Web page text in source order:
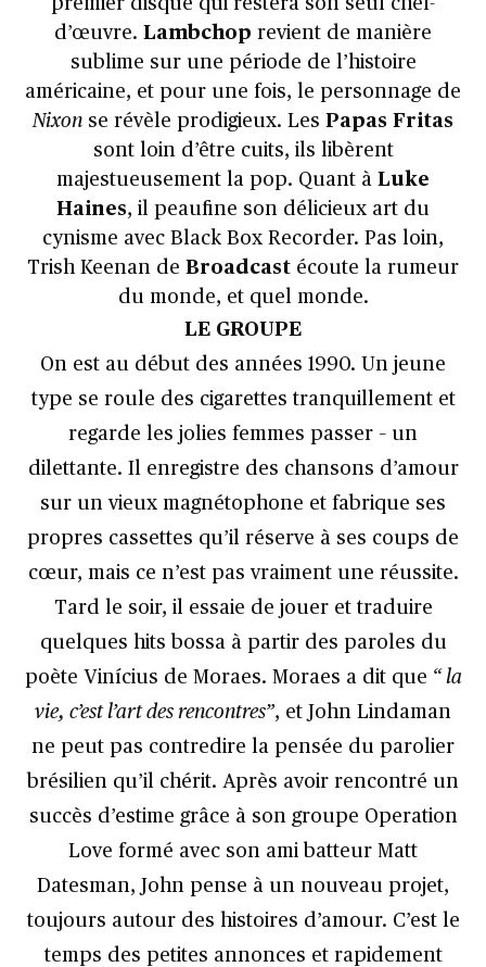
d’œuvre. Lambchop revient de manière
sublime sur une période de l’histoire
américaine, et pour une fois, le personnage de
Nixon se révèle prodigieux. Les Papas Fritas
sont loin d’être cuits, ils libèrent
majestueusement la pop. Quant à Luke
Haines, il peaufine son délicieux art du
cynisme avec Black Box Recorder. Pas loin,
Trish Keenan de
Broadcast écoute la rumeur
du monde, et quel monde.
LE GROUPE
On est au début des années 1990. Un jeune
type se roule des cigarettes tranquillement et
regarde les jolies femmes passer – un
dilettante. Il enregistre des chansons d’amour
sur un vieux magnétophone et fabrique ses
propres cassettes qu’il réserve à ses coups de
cœur, mais ce n’est pas vraiment une réussite.
Tard le soir, il essaie de jouer et traduire
quelques hits bossa à partir des paroles du
poète Vinícius de Moraes. Moraes a dit que “ la
vie, c’est l’art des rencontres”, et John Lindaman
ne peut pas contredire la pensée du parolier
brésilien qu’il chérit. Après avoir rencontré un
succès d’estime grâce à son groupe Operation
Love formé avec son ami batteur Matt
Datesman, John pense à un nouveau projet,
toujours autour des histoires d’amour. C’est le
temps des petites annonces et rapidement